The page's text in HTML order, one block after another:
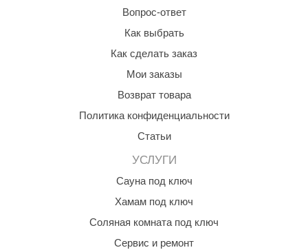
Вопрос-ответ
Как выбрать
Как сделать заказ
Мои заказы
Возврат товара
Политика конфиденциальности
Статьи
УСЛУГИ
Сауна под ключ
Хамам под ключ
Соляная комната под ключ
Сервис и ремонт